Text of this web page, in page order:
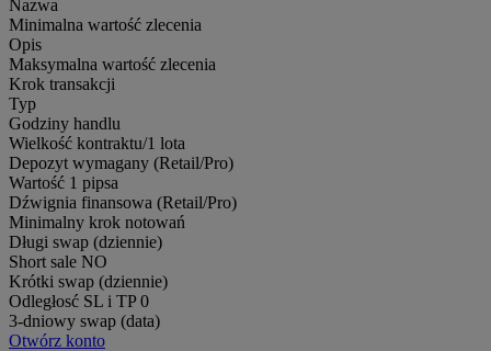
Nazwa
Minimalna wartość zlecenia
Opis
Maksymalna wartość zlecenia
Krok transakcji
Typ
Godziny handlu
Wielkość kontraktu/1 lota
Depozyt wymagany (Retail/Pro)
Wartość 1 pipsa
Dźwignia finansowa (Retail/Pro)
Minimalny krok notowań
Długi swap (dziennie)
Short sale NO
Krótki swap (dziennie)
Odległosć SL i TP 0
3-dniowy swap (data)
Otwórz konto